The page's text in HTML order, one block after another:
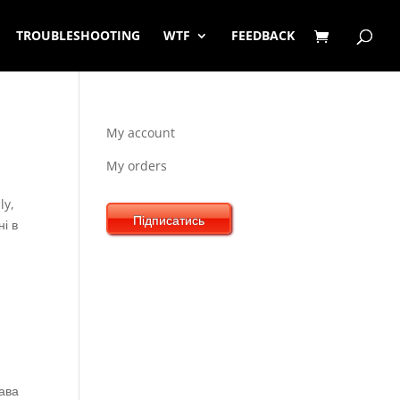
TROUBLESHOOTING WTF FEEDBACK
в
My account
My orders
Підписатись